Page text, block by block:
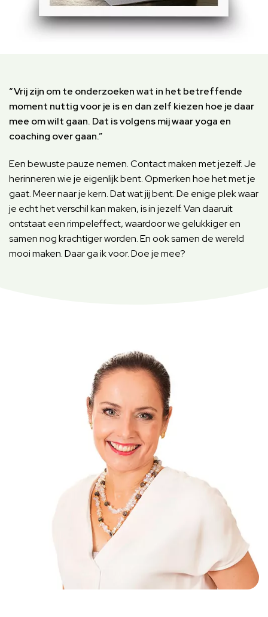
“Vrij zijn om te onderzoeken wat in het betreffende
moment nuttig voor je is en dan zelf kiezen hoe je daar
mee om wilt gaan. Dat is volgens mij waar yoga en
coaching over gaan.”
Een bewuste pauze nemen. Contact maken met jezelf. Je
herinneren wie je eigenlijk bent. Opmerken hoe het met je
gaat. Meer naar je kern. Dat wat jij bent. De enige plek waar
je echt het verschil kan maken, is in jezelf. Van daaruit
ontstaat een rimpeleffect, waardoor we gelukkiger en
samen nog krachtiger worden. En ook samen de wereld
mooi maken. Daar ga ik voor. Doe je mee?